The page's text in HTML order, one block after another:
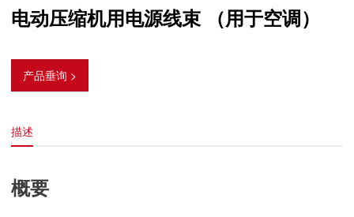
电动压缩机用电源线束 （用于空调）
产品垂询 >
描述
概要